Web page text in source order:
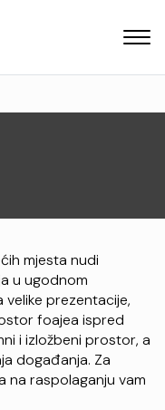
mjesta nudi
u ugodnom
velike prezentacije,
foajea ispred
i izložbeni prostor, a
događanja. Za
na raspolaganju vam